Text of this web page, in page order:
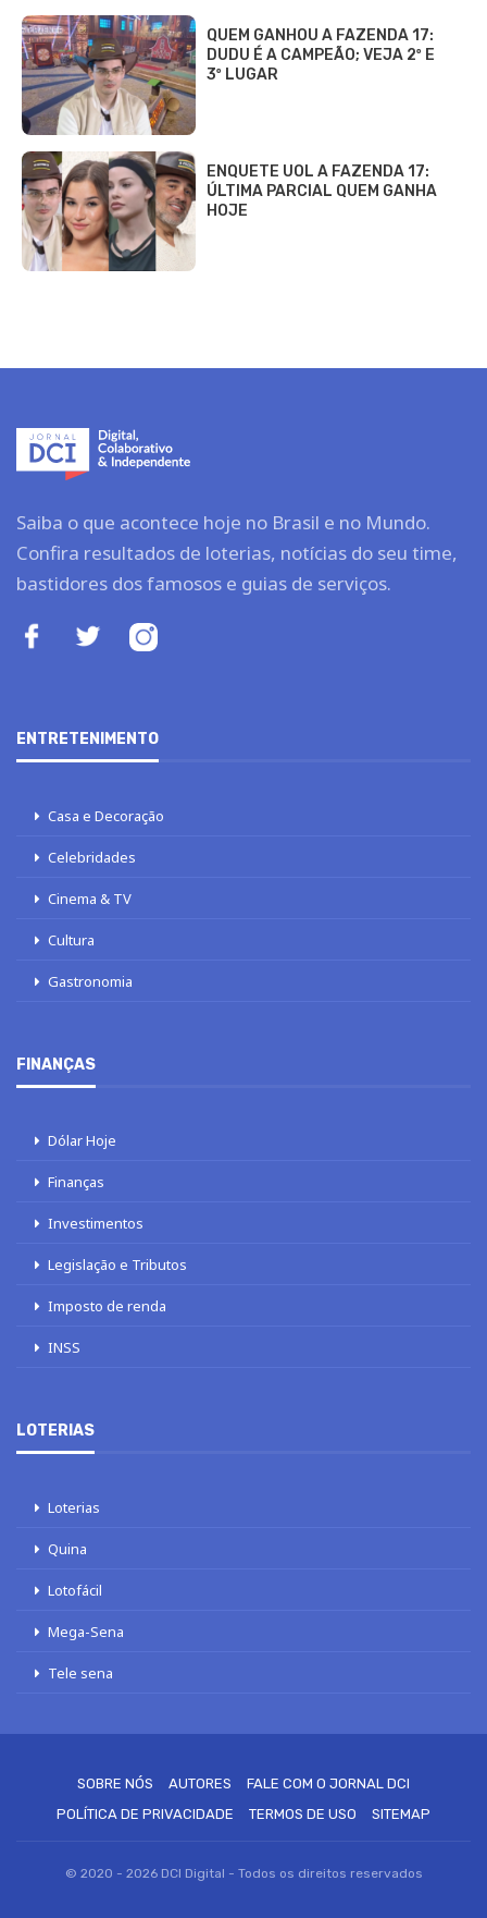
QUEM GANHOU A FAZENDA 17:
DUDU É A CAMPEÃO; VEJA 2º E
3º LUGAR
ENQUETE UOL A FAZENDA 17:
ÚLTIMA PARCIAL QUEM GANHA
HOJE
Saiba o que acontece hoje no Brasil e no Mundo.
Confira resultados de loterias, notícias do seu time,
bastidores dos famosos e guias de serviços.
ENTRETENIMENTO
Casa e Decoração
Celebridades
Cinema & TV
Cultura
Gastronomia
FINANÇAS
Dólar Hoje
Finanças
Investimentos
Legislação e Tributos
Imposto de renda
INSS
LOTERIAS
Loterias
Quina
Lotofácil
Mega-Sena
Tele sena
SOBRE NÓS AUTORES
FALE COM O JORNAL DCI
POLÍTICA DE PRIVACIDADE
TERMOS DE USO SITEMAP
© 2020 - 2026 DCI Digital - Todos os direitos reservados